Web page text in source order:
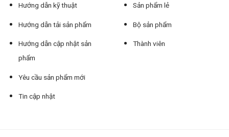
Hướng dẫn kỹ thuật
Hướng dẫn tải sản phẩm
Hướng dẫn cập nhật sản
phẩm
Yêu cầu sản phẩm mới
Tin cập nhật
Sản phẩm lẻ
Bộ sản phẩm
Thành viên